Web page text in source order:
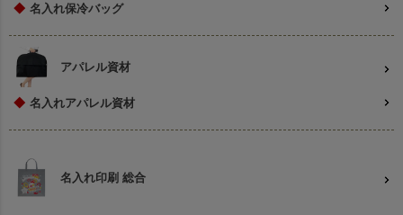
◆ 名入れ保冷バッグ
アパレル資材
◆ 名入れアパレル資材
名入れ印刷 総合